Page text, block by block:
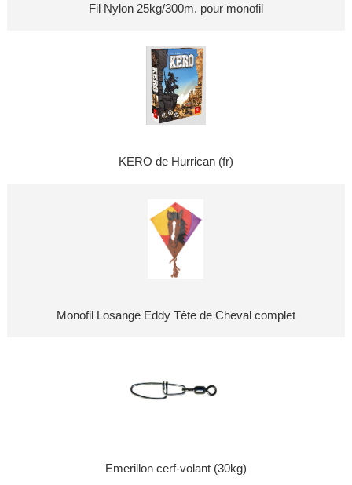
Fil Nylon 25kg/300m. pour monofil
KERO de Hurrican (fr)
Monofil Losange Eddy Tête de Cheval complet
Emerillon cerf-volant (30kg)